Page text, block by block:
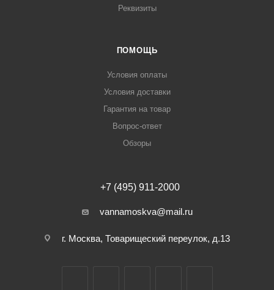
Реквизиты
ПОМОЩЬ
Условия оплаты
Условия доставки
Гарантия на товар
Вопрос-ответ
Обзоры
+7 (495) 911-2000
vannamoskva@mail.ru
г. Москва, Товарищеский переулок, д.13